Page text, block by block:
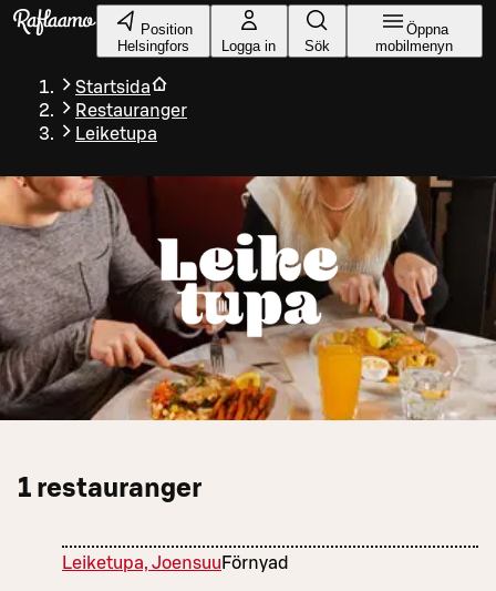
Gå till huvudinnehållet
Position
Helsingfors
Logga in Sök
Öppna
mobilmenyn
Startsida
Restauranger
Leiketupa
1 restauranger
Leiketupa, Joensuu Förnyad